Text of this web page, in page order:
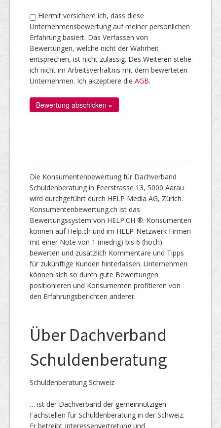
Hiermit versichere ich, dass diese
Unternehmensbewertung auf meiner persönlichen
Erfahrung basiert. Das Verfassen von
Bewertungen, welche nicht der Wahrheit
entsprechen, ist nicht zulässig. Des Weiteren stehe
ich nicht im Arbeitsverhältnis mit dem bewerteten
Unternehmen. Ich akzeptiere die AGB.
Die Konsumentenbewertung für Dachverband
Schuldenberatung in Feerstrasse 13, 5000 Aarau
wird durchgeführt durch HELP Media AG, Zürich.
Konsumentenbewertung.ch ist das
Bewertungssystem von HELP.CH ®. Konsumenten
können auf Help.ch und im HELP-Netzwerk Firmen
mit einer Note von 1 (niedrig) bis 6 (hoch)
bewerten und zusätzlich Kommentare und Tipps
für zukünftige Kunden hinterlassen. Unternehmen
können sich so durch gute Bewertungen
positionieren und Konsumenten profitieren von
den Erfahrungsberichten anderer.
Über Dachverband
Schuldenberatung
Schuldenberatung Schweiz
… ist der Dachverband der gemeinnützigen
Fachstellen für Schuldenberatung in der Schweiz.
Er betreibt Interessenvertretung und